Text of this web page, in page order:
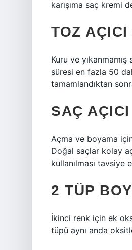
karışıma saç kremi
TOZ
Kuru ve
süresi en fazla 50
tamamlandıktan
SAÇ
Açma ve boyama
Doğal saçlar kolay
kullanılması tavsiye
2 TÜP
İkinci renk için ek
tüpü aynı anda